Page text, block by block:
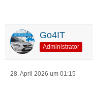
Go4IT
Administrator
28. April 2026 um 01:15